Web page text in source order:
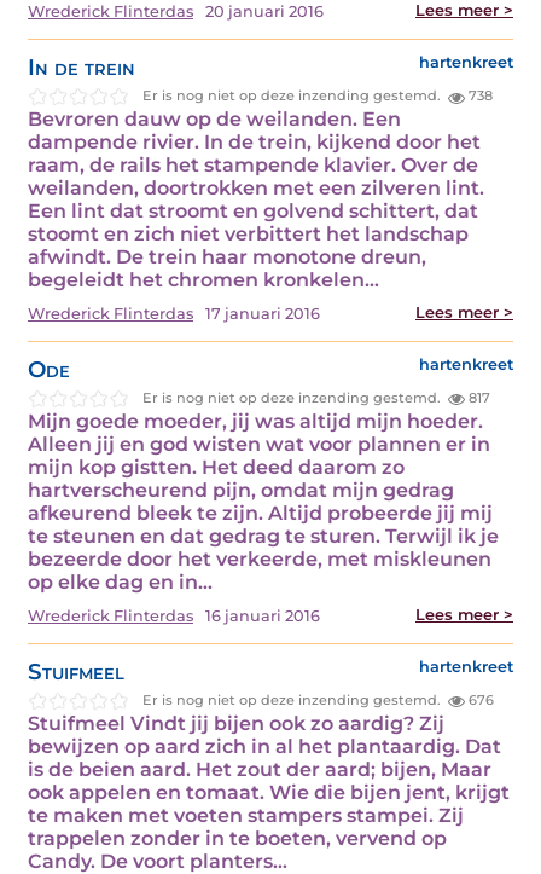
Wrederick Flinterdas 20 januari 2016 Lees meer >
In de trein hartenkreet
Er is nog niet op deze inzending gestemd. 738
Bevroren dauw op de weilanden. Een
dampende rivier. In de trein, kijkend door het
raam, de rails het stampende klavier. Over de
weilanden, doortrokken met een zilveren lint.
Een lint dat stroomt en golvend schittert, dat
stoomt en zich niet verbittert het landschap
afwindt. De trein haar monotone dreun,
begeleidt het chromen kronkelen…
Wrederick Flinterdas 17 januari 2016 Lees meer >
Ode hartenkreet
Er is nog niet op deze inzending gestemd. 817
Mijn goede moeder, jij was altijd mijn hoeder.
Alleen jij en god wisten wat voor plannen er in
mijn kop gistten. Het deed daarom zo
hartverscheurend pijn, omdat mijn gedrag
afkeurend bleek te zijn. Altijd probeerde jij mij
te steunen en dat gedrag te sturen. Terwijl ik je
bezeerde door het verkeerde, met miskleunen
op elke dag en in…
Wrederick Flinterdas 16 januari 2016 Lees meer >
Stuifmeel hartenkreet
Er is nog niet op deze inzending gestemd. 676
Stuifmeel Vindt jij bijen ook zo aardig? Zij
bewijzen op aard zich in al het plantaardig. Dat
is de beien aard. Het zout der aard; bijen, Maar
ook appelen en tomaat. Wie die bijen jent, krijgt
te maken met voeten stampers stampei. Zij
trappelen zonder in te boeten, vervend op
Candy. De voort planters…